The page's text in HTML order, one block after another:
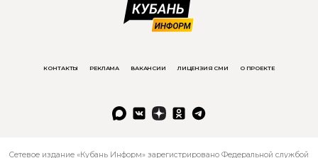
КОНТАКТЫ РЕКЛАМА ВАКАНСИИ ЛИЦЕНЗИЯ СМИ О ПРОЕКТЕ
Сетевое издание «Кубань Информ» зарегистрировано Федеральной службой